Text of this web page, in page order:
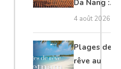
Da Nang :
que voir et
comment
organiser sa
visite ?
4 août 2026
Plages de
rêve au